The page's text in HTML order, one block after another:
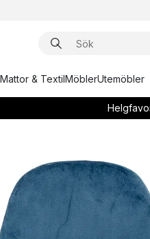
Mattor & TextilMöblerUtemöbler